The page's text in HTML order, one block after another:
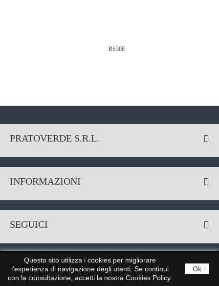
RS30E
PRATOVERDE S.R.L.
INFORMAZIONI
SEGUICI
SERVIZI AI CLIENTI
Questo sito utilizza i cookies per migliorare
l'esperienza di navigazione degli utenti. Se continui
con la consultazione, accetti la nostra Cookies Policy.
Ok